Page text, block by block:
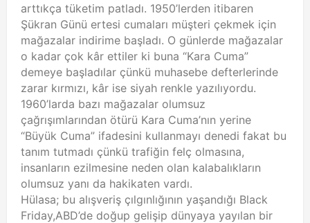
arttıkça tüketim patladı. 1950’lerden itibaren
Şükran Günü ertesi cumaları müşteri çekmek için
mağazalar indirime başladı. O günlerde mağazalar
o kadar çok kâr ettiler ki buna “Kara Cuma”
demeye başladılar çünkü muhasebe defterlerinde
zarar kırmızı, kâr ise siyah renkle yazılıyordu.
1960’larda bazı mağazalar olumsuz
çağrışımlarından ötürü Kara Cuma’nın yerine
“Büyük Cuma” ifadesini kullanmayı denedi fakat bu
tanım tutmadı çünkü trafiğin felç olmasına,
insanların ezilmesine neden olan kalabalıkların
olumsuz yanı da hakikaten vardı.
Hülasa; bu alışveriş çılgınlığının yaşandığı Black
Friday,ABD’de doğup gelişip dünyaya yayılan bir